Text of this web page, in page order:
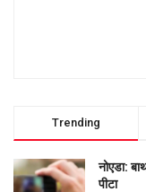
Trending
नोएडा:
पीटा